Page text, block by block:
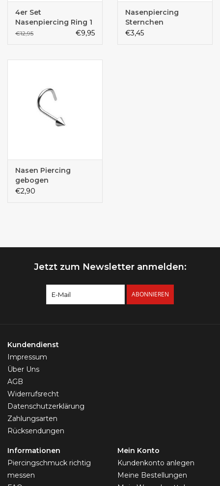
4er Set
Nasenpiercing Ring 1
mm
€12,95 €9,95
Nasenpiercing
Sternchen
€3,45
Nasen Piercing
gebogen
€2,90
Jetzt zum Newsletter anmelden:
ABONNIEREN
Kundendienst
Impressum
Über Uns
AGB
Widerrufsrecht
Datenschutzerklärung
Zahlungsarten
Rücksendungen
Informationen
Piercingschmuck richtig
messen
Mein Konto
Kundenkonto anlegen
Meine Bestellungen